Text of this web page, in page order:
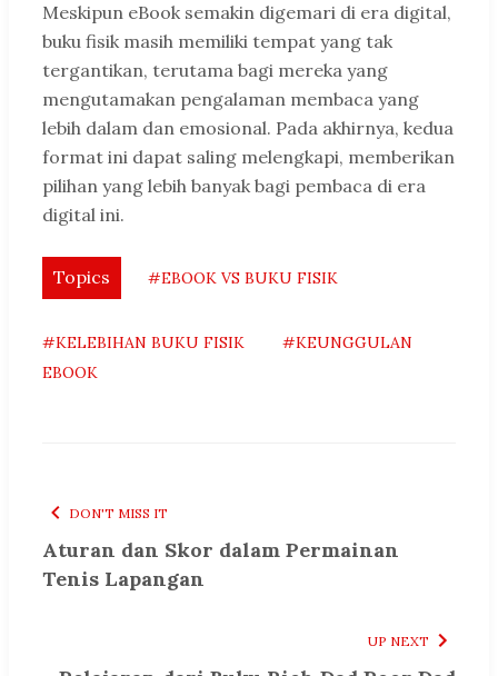
Meskipun eBook semakin digemari di era digital,
buku fisik masih memiliki tempat yang tak
tergantikan, terutama bagi mereka yang
mengutamakan pengalaman membaca yang
lebih dalam dan emosional. Pada akhirnya, kedua
format ini dapat saling melengkapi, memberikan
pilihan yang lebih banyak bagi pembaca di era
digital ini.
Topics #EBOOK VS BUKU FISIK
#KELEBIHAN BUKU FISIK
#KEUNGGULAN
EBOOK
DON'T MISS IT
Aturan dan Skor dalam Permainan
Tenis Lapangan
UP NEXT